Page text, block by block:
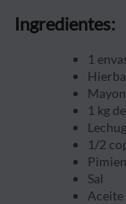
Ingredientes:
1
1 kg
1/2
Sal
Aceite